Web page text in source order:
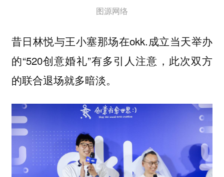
图源网络
昔日林悦与王小塞那场在okk.成立当天举办
的“520创意婚礼”有多引人注意，此次双方
的联合退场就多暗淡。